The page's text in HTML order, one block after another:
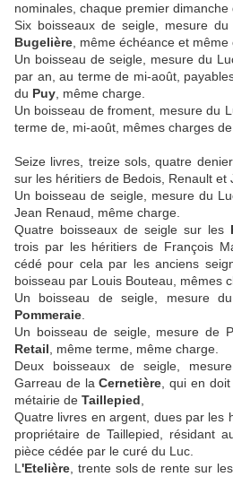
nominales, chaque premier dimanche
Six boisseaux de seigle, mesure
Bugelière , même échéance et même
Un boisseau de seigle, mesure du
par an, au terme de mi-août,
du Puy , même charge.
Un boisseau de froment, mesure du
terme de, mi-août, mêmes charges
Seize livres, treize sols, quatre
sur les héritiers de Bedois, Renault et
Un boisseau de seigle, mesure du
Jean Renaud, même charge.
Quatre boisseaux de seigle sur les
trois par les héritiers de François
cédé pour cela par les anciens
boisseau par Louis Bouteau, mêmes
Un boisseau de seigle, mesure
Pommeraie
Un boisseau de seigle, mesure de
Retail , même terme, même charge.
Deux boisseaux de seigle,
Garreau de laCernetière , qui en
métairie de Taillepied
Quatre livres en argent, dues par les
propriétaire de Taillepied, résidant
pièce cédée par le curé du Luc.
L 'Etelière , trente sols de rente sur